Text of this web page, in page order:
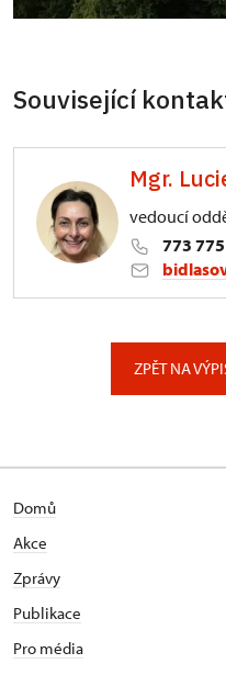
Související
Mgr.
vedoucí
773
ZPĚT NA
Domů
Akce
Zprávy
Publikace
Pro média